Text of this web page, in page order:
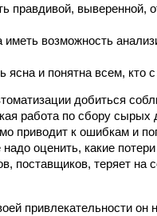
правдивой, выверенной,
возможность
и понятна всем, кто с
добиться
работа по сбору сырых
приводит к ошибкам и
оценить, какие
поставщиков, теряет на
привлекательности он